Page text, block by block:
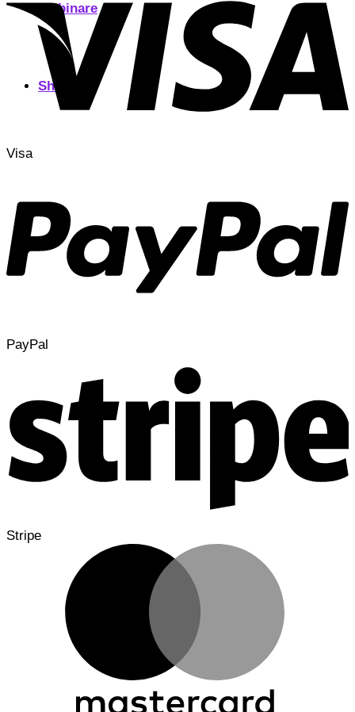
Webinare
Shop
Visa
PayPal
Stripe